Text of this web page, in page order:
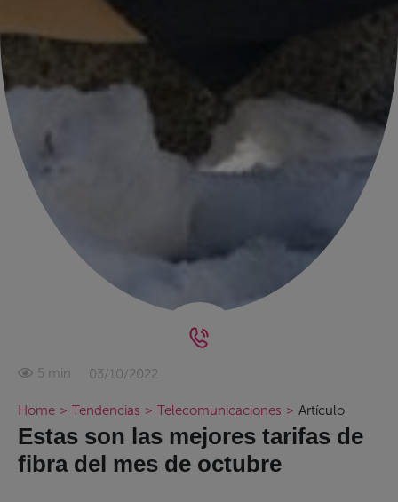
5 min 03/10/2022
Home > Tendencias > Telecomunicaciones > Artículo
Estas son las mejores tarifas de
fibra del mes de octubre